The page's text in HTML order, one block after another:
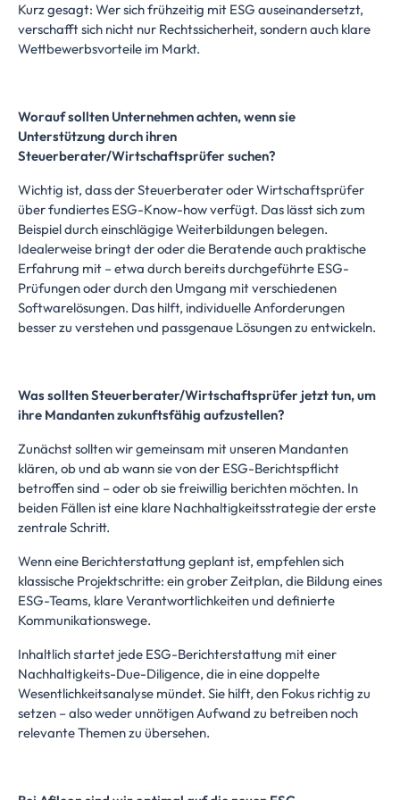
Kurz gesagt: Wer sich frühzeitig mit ESG auseinandersetzt,
verschafft sich nicht nur Rechtssicherheit, sondern auch klare
Wettbewerbsvorteile im Markt.
Worauf sollten Unternehmen achten, wenn sie
Unterstützung durch ihren
Steuerberater/Wirtschaftsprüfer suchen?
Wichtig ist, dass der Steuerberater oder Wirtschaftsprüfer
über fundiertes ESG-Know-how verfügt. Das lässt sich zum
Beispiel durch einschlägige Weiterbildungen belegen.
Idealerweise bringt der oder die Beratende auch praktische
Erfahrung mit – etwa durch bereits durchgeführte ESG-
Prüfungen oder durch den Umgang mit verschiedenen
Softwarelösungen. Das hilft, individuelle Anforderungen
besser zu verstehen und passgenaue Lösungen zu entwickeln.
Was sollten Steuerberater/Wirtschaftsprüfer jetzt tun, um
ihre Mandanten zukunftsfähig aufzustellen?
Zunächst sollten wir gemeinsam mit unseren Mandanten
klären, ob und ab wann sie von der ESG-Berichtspflicht
betroffen sind – oder ob sie freiwillig berichten möchten. In
beiden Fällen ist eine klare Nachhaltigkeitsstrategie der erste
zentrale Schritt.
Wenn eine Berichterstattung geplant ist, empfehlen sich
klassische Projektschritte: ein grober Zeitplan, die Bildung eines
ESG-Teams, klare Verantwortlichkeiten und definierte
Kommunikationswege.
Inhaltlich startet jede ESG-Berichterstattung mit einer
Nachhaltigkeits-Due-Diligence, die in eine doppelte
Wesentlichkeitsanalyse mündet. Sie hilft, den Fokus richtig zu
setzen – also weder unnötigen Aufwand zu betreiben noch
relevante Themen zu übersehen.